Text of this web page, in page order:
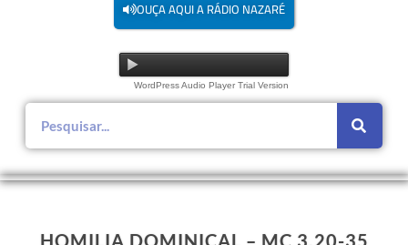
OUÇA AQUI A RÁDIO NAZARÉ
WordPress Audio Player Trial Version